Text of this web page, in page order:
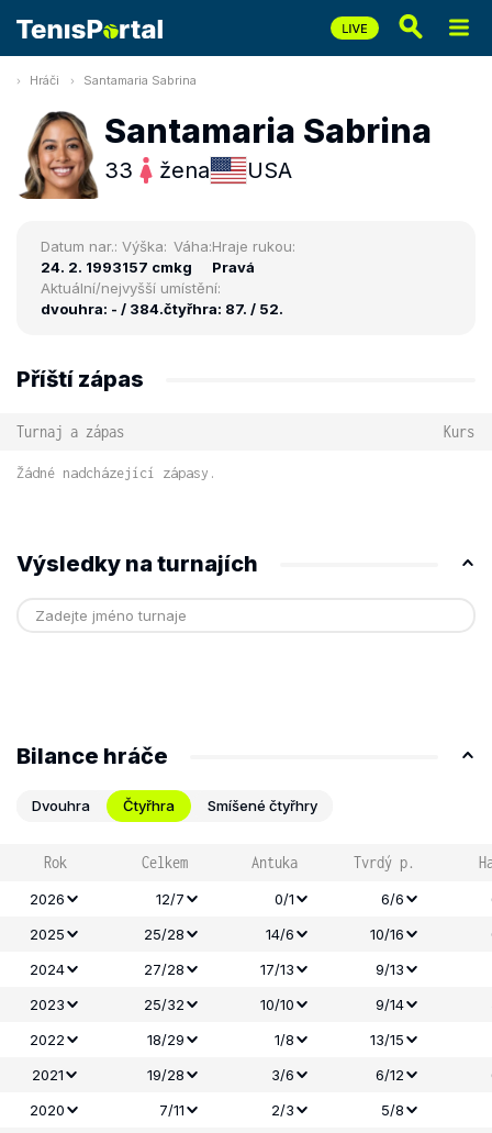
Hráči Santamaria Sabrina
Santamaria Sabrina
33 žena USA
Datum nar.:
24. 2. 1993
Výška:
157 cm
Váha:
kg
Hraje rukou:
Pravá
Aktuální/nejvyšší umístění:
dvouhra: - / 384.čtyřhra: 87. / 52.
Příští zápas
Turnaj a zápas Kurs
Žádné nadcházející zápasy.
Výsledky na turnajích
Bilance hráče
Dvouhra Čtyřhra Smíšené čtyřhry
Rok Celkem Antuka Tvrdý p.
2026 12/7 0/1 6/6
2025
25/28 14/6 10/16
2024
27/28 17/13
9/13
2023
25/32 10/10 9/14
2022
18/29 1/8 13/15
2021
19/28 3/6 6/12
2020
7/11 2/3
5/8